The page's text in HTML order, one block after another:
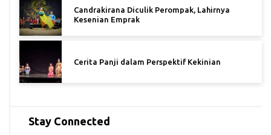
Candrakirana Diculik Perompak, Lahirnya
Kesenian Emprak
Cerita Panji dalam Perspektif Kekinian
Stay Connected